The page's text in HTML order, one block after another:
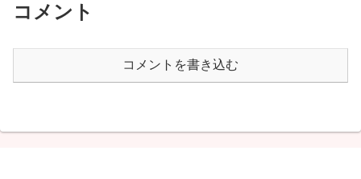
コメント
コメントを書き込む